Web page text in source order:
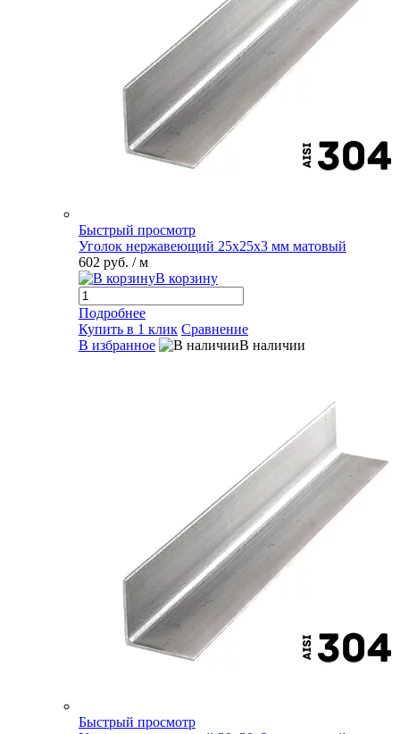
Быстрый просмотр
Уголок нержавеющий 25х25х3 мм матовый
602 руб. / м
В корзину
Подробнее
Купить в 1 клик Сравнение
В избранное
В наличии
Быстрый просмотр